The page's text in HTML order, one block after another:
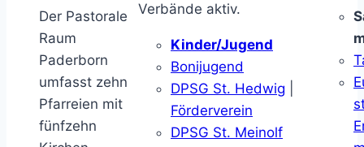
Der Pastorale
Raum
Paderborn
umfasst zehn
Pfarreien mit
fünfzehn
Verbände aktiv.
Kinder/Jugend
Bonijugend
DPSG St. Hedwig
Förderverein
DPSG St. Meinolf